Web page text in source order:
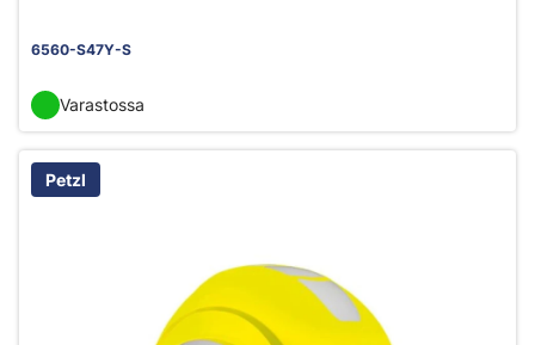
6560-S47Y-S
Varastossa
Petzl